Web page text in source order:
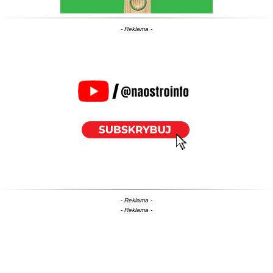
- Reklama -
- Reklama -
- Reklama -